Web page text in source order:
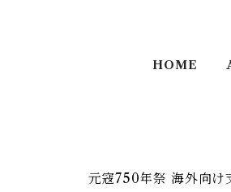
HOME
元寇750年祭 海外向け